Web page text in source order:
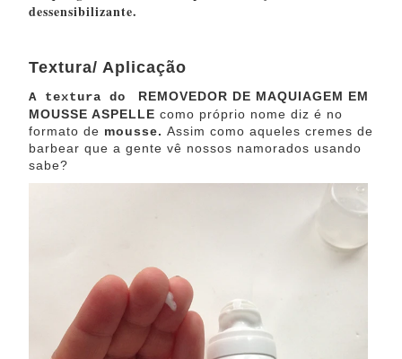
dessensibilizante.
Textura/ Aplicação
A textura do
REMOVEDOR DE MAQUIAGEM EM
MOUSSE ASPELLE como próprio nome diz é no
formato de mousse. Assim como aqueles cremes de
barbear que a gente vê nossos namorados usando
sabe?